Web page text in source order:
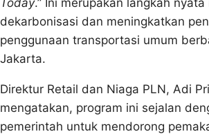
Today.” Ini merupakan langkah
dekarbonisasi dan meningkatkan
penggunaan transportasi umum
Jakarta.
Direktur Retail dan Niaga PLN, Adi
mengatakan, program ini sejalan
pemerintah untuk mendorong